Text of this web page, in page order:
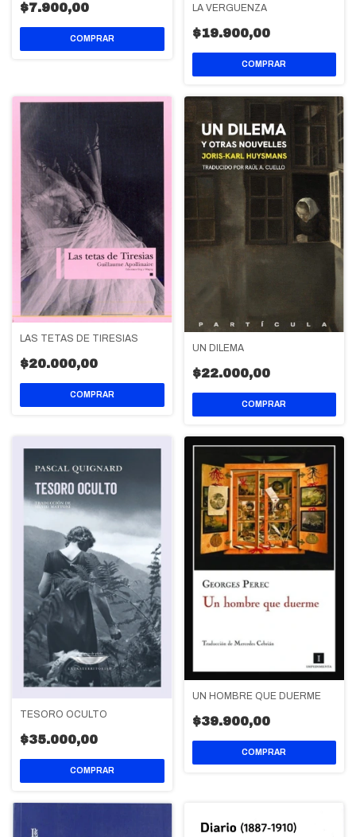
$7.900,00 LA VERGÜENZA
$19.900,00
LAS TETAS DE TIRESIAS
$20.000,00
UN DILEMA
$22.000,00
TESORO OCULTO
$35.000,00
UN HOMBRE QUE DUERME
$39.900,00